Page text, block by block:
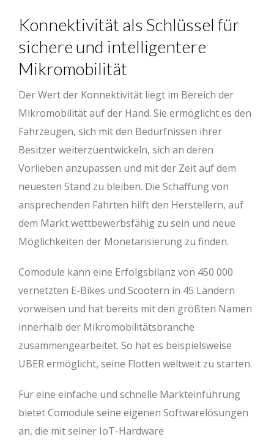
Konnektivität als Schlüssel für
sichere und intelligentere
Mikromobilität
Der Wert der Konnektivität liegt im Bereich der
Mikromobilität auf der Hand. Sie ermöglicht es den
Fahrzeugen, sich mit den Bedürfnissen ihrer
Besitzer weiterzuentwickeln, sich an deren
Vorlieben anzupassen und mit der Zeit auf dem
neuesten Stand zu bleiben. Die Schaffung von
ansprechenden Fahrten hilft den Herstellern, auf
dem Markt wettbewerbsfähig zu sein und neue
Möglichkeiten der Monetarisierung zu finden.
Comodule kann eine Erfolgsbilanz von 450 000
vernetzten E-Bikes und Scootern in 45 Ländern
vorweisen und hat bereits mit den größten Namen
innerhalb der Mikromobilitätsbranche
zusammengearbeitet. So hat es beispielsweise
UBER ermöglicht, seine Flotten weltweit zu starten.
Für eine einfache und schnelle Markteinführung
bietet Comodule seine eigenen Softwarelösungen
an, die mit seiner IoT-Hardware